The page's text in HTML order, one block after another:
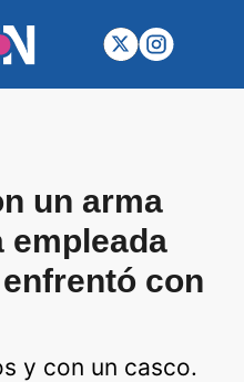
un arma
empleada
con
y con un casco.